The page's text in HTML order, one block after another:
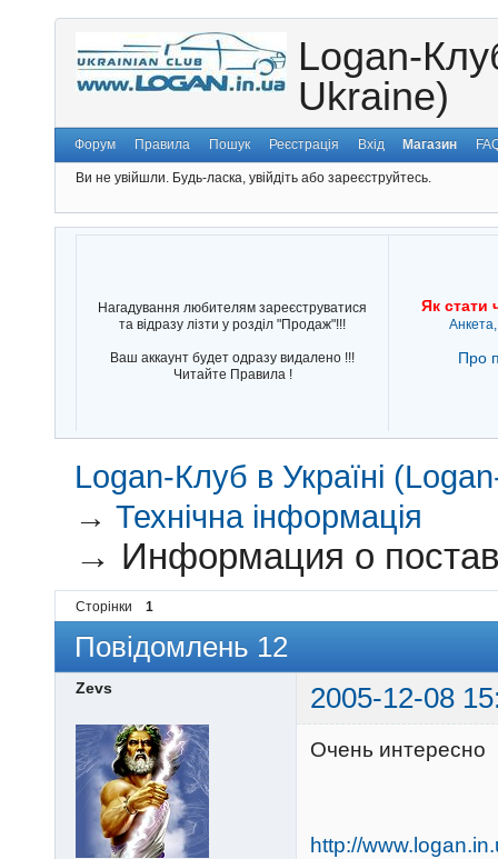
Logan-
Ukraine)
Форум Правила Пошук Реєстрація Вхід Магазин
Ви не увійшли. Будь-ласка, увійдіть або зареєструйтесь.
Нагадування любителям зареєструватися
та відразу лізти у розділ "Продаж"!!!
Ваш аккаунт будет одразу видалено !!!
Читайте Правила !
Як стати
Про
Logan-Клуб в Україні
→Технічна інформація
→ Информация о
Сторінки 1
Повідомлень 12
Zevs 2005-12-08
Очень интересно
http://